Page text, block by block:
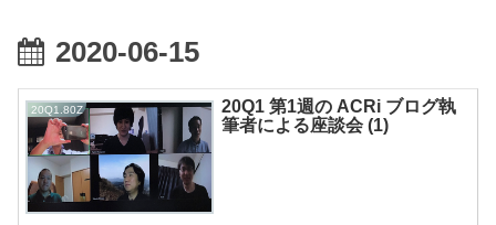
2020-06-15
20Q1.80Z
20Q1 第1週の ACRi ブログ執
筆者による座談会 (1)